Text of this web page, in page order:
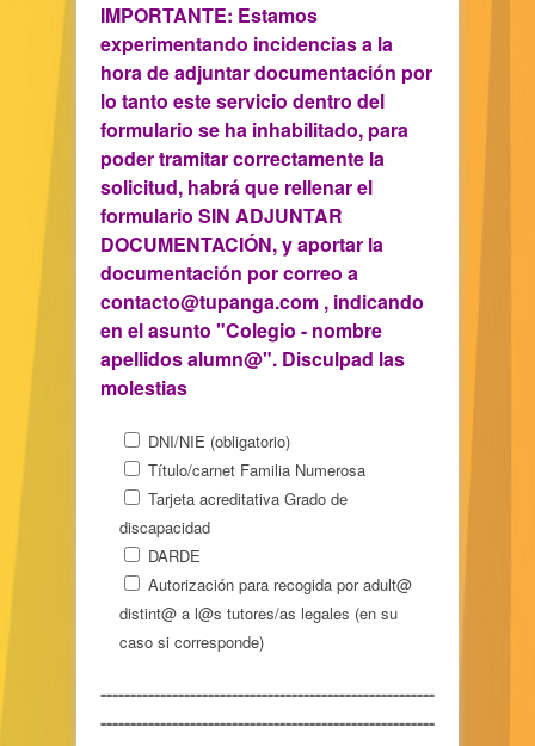
IMPORTANTE: Estamos
experimentando incidencias a la
hora de adjuntar documentación por
lo tanto este servicio dentro del
formulario se ha inhabilitado, para
poder tramitar correctamente la
solicitud, habrá que rellenar el
formulario SIN ADJUNTAR
DOCUMENTACIÓN, y aportar la
documentación por correo a
contacto@tupanga.com , indicando
en el asunto "Colegio - nombre
apellidos alumn@". Disculpad las
molestias
DNI/NIE (obligatorio)
Título/carnet Familia Numerosa
Tarjeta acreditativa Grado de
discapacidad
DARDE
Autorización para recogida por adult@
distint@ a l@s tutores/as legales (en su
caso si corresponde)
--------------------------------------------------------
--------------------------------------------------------